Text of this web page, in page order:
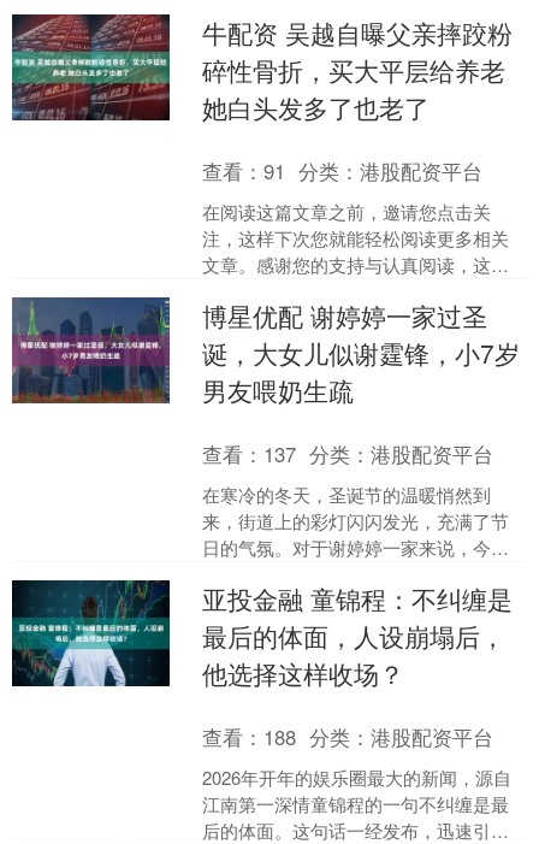
充斥市场，消....
牛配资 吴越自曝父亲摔跤粉
碎性骨折，买大平层给养老
她白头发多了也老了
查看：91 分类：港股配资平台
在阅读这篇文章之前，邀请您点击关
注，这样下次您就能轻松阅读更多相关
文章。感谢您的支持与认真阅读，这对
说并非轻松的一道坎，听....
博星优配 谢婷婷一家过圣
诞，大女儿似谢霆锋，小7岁
男友喂奶生疏
查看： 137 分类：港股配资平台
在寒冷的冬天，圣诞节的温暖悄然到
来，街道上的彩灯闪闪发光，充满了节
日的气氛。对于谢婷婷一家来说，今年
欢庆，更因为他们刚刚迎来了....
亚投金融 童锦程：不纠缠是
最后的体面，人设崩塌后，
他选择这样收场？
查看： 188 分类：港股配资平台
2026年开年的娱乐圈最大的新闻，源自
江南第一深情童锦程的一句不纠缠是最
后的体面。这句话一经发布，迅速引发